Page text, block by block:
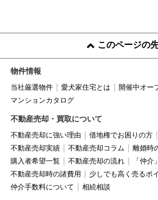
このページの
物件情報
当社厳選物件 愛犬家住宅とは
開催中オー
マンションカタログ
不動産売却・買取について
不動産売却に強い理由 借地権でお困りの方
不動産売却実績
不動産売却コラム
離婚時
購入者希望一覧
不動産売却の流れ
「仲
不動産売却時の諸費用
少しでも高く売るポ
仲介手数料について
相続相談